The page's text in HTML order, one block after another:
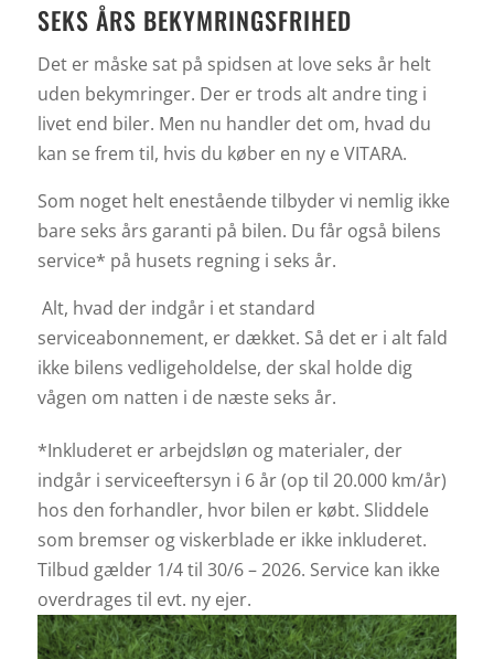
SEKS ÅRS BEKYMRINGSFRIHED
Det er måske sat på spidsen at love seks år helt
uden bekymringer. Der er trods alt andre ting i
livet end biler. Men nu handler det om, hvad du
kan se frem til, hvis du køber en ny e VITARA.
Som noget helt enestående tilbyder vi nemlig ikke
bare seks års garanti på bilen. Du får også bilens
service* på husets regning i seks år.
Alt, hvad der indgår i et standard
serviceabonnement, er dækket. Så det er i alt fald
ikke bilens vedligeholdelse, der skal holde dig
vågen om natten i de næste seks år.
*Inkluderet er arbejdsløn og materialer, der
indgår i serviceeftersyn i 6 år (op til 20.000 km/år)
hos den forhandler, hvor bilen er købt. Sliddele
som bremser og viskerblade er ikke inkluderet.
Tilbud gælder 1/4 til 30/6 – 2026. Service kan ikke
overdrages til evt. ny ejer.